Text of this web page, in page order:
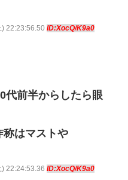
22:23:56.50 ID:XocQ/K9a0
代前半からしたら眼
称はマストや
22:24:53.36 ID:XocQ/K9a0